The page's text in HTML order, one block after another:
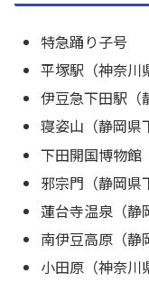
特急踊り子号
平塚駅（神奈川
伊豆急下田駅（
寝姿山（静岡県
下田開国博物館
邪宗門（静岡県
蓮台寺温泉（静
南伊豆高原（静
小田原（神奈川